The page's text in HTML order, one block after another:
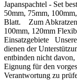
Japanspachtel - Set
50mm, 75mm,
Blatt. Zum Abkratzen
100mm, 120mm
Einsatzgebiete
dienen der
entbinden nicht
Eignung für den
Verantwortung zu